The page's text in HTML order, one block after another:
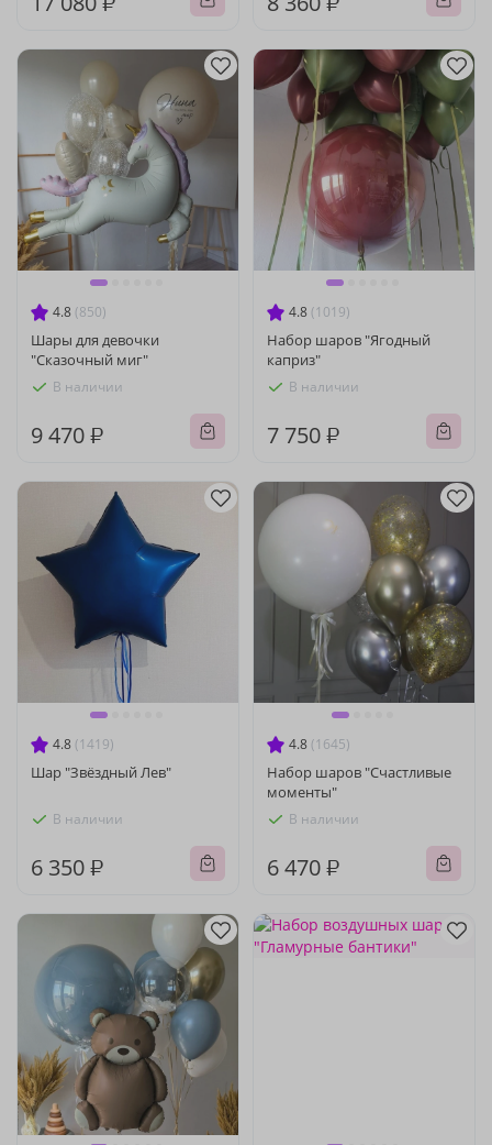
4.8 (850)
Шары для девочки
"Сказочный миг"
В наличии
9 470 ₽
4.8 (1019)
Набор шаров "Ягодный
каприз"
В наличии
7 750 ₽
4.8 (1419)
Шар "Звёздный Лев"
В наличии
6 350 ₽
4.8 (1645)
Набор шаров "Счастливые
моменты"
В наличии
6 470 ₽